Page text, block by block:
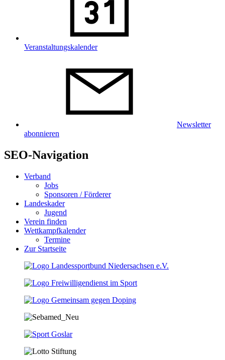
Veranstaltungskalender
Newsletter
abonnieren
SEO-Navigation
Verband
Jobs
Sponsoren / Förderer
Landeskader
Jugend
Verein finden
Wettkampfkalender
Termine
Zur Startseite